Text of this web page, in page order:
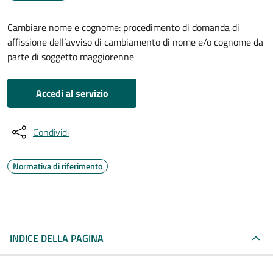
Cambiare nome e cognome: procedimento di domanda di
affissione dell’avviso di cambiamento di nome e/o cognome da
parte di soggetto maggiorenne
Accedi al servizio
Condividi
Normativa di riferimento
INDICE DELLA PAGINA